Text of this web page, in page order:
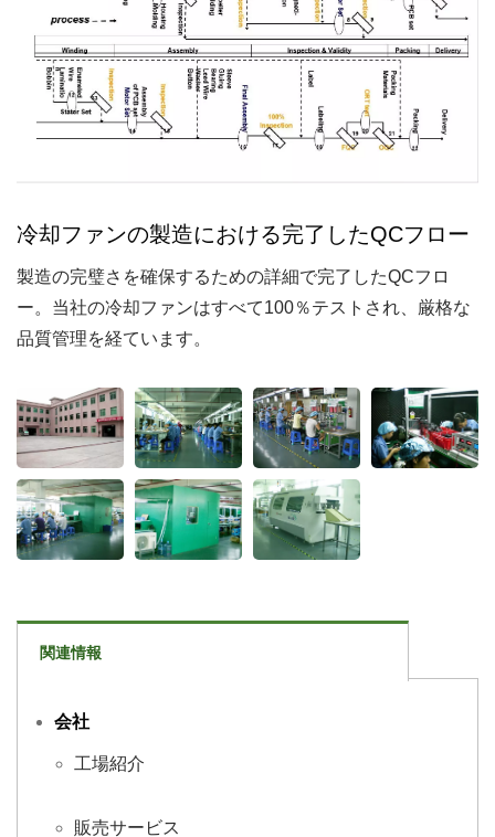
冷却ファンの製造における完了したQCフロー
製造の完璧さを確保するための詳細で完了したQCフロ
ー。当社の冷却ファンはすべて100％テストされ、厳格な
品質管理を経ています。
関連情報
会社
工場紹介
販売サービス